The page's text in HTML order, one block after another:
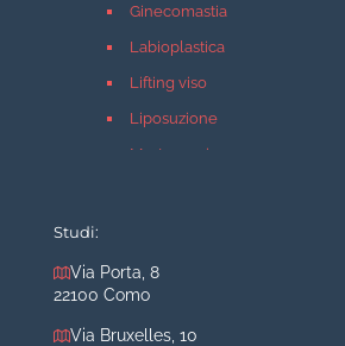
Ginecomastia
Labioplastica
Lifting viso
Liposuzione
Mastopessi
Rinoplastica
Medicina estetica Milano
Studi:
Via Porta, 8
22100 Como
Via Bruxelles, 10